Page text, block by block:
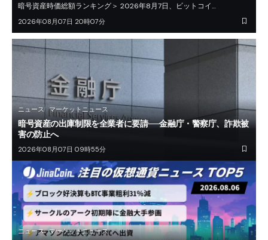
暗号資産時価総額ランキング＞ 2026年8月7日、ビットコイ…
2026年08月07日 20時07分
ニュース マーケットニュース
暗号資産の出庫制限を全業者に要請──金融庁・警察庁、詐欺被
害の防止へ
2026年08月07日 09時55分
ニュース マーケットニュース